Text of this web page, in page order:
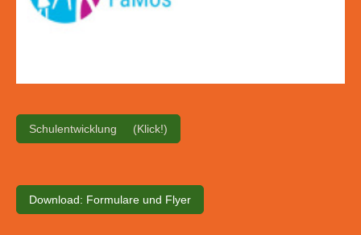
Schulentwicklung (Klick!)
Download: Formulare und Flyer